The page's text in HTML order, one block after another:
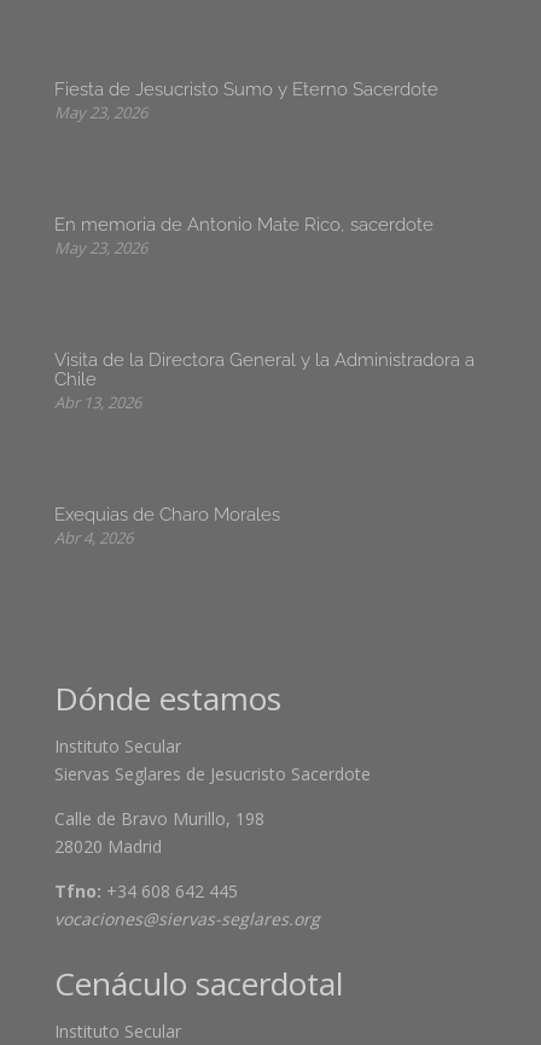
Fiesta de Jesucristo Sumo y Eterno Sacerdote
May 23, 2026
En memoria de Antonio Mate Rico, sacerdote
May 23, 2026
Visita de la Directora General y la Administradora a
Chile
Abr 13, 2026
Exequias de Charo Morales
Abr 4, 2026
Dónde estamos
Instituto Secular
Siervas Seglares de Jesucristo Sacerdote
Calle de Bravo Murillo, 198
28020 Madrid
Tfno: +34 608 642 445
vocaciones@siervas-seglares.org
Cenáculo sacerdotal
Instituto Secular